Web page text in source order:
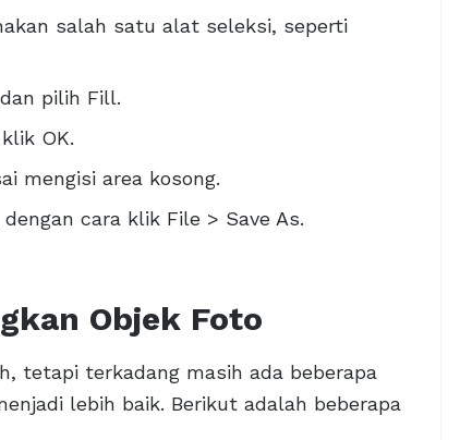
salah satu alat seleksi, seperti
pilih Fill.
OK.
mengisi area kosong.
cara klik File > Save As.
Objek Foto
tetapi terkadang masih ada beberapa
lebih baik. Berikut adalah beberapa